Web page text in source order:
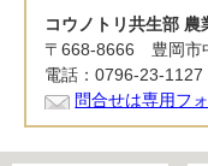
コウノトリ共生部
〒668-8666 豊岡市
電話：0796-23-
問合せは専用フ